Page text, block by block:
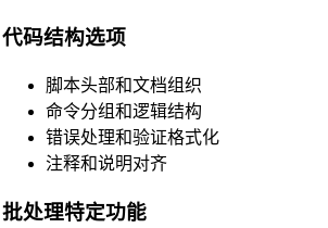
🔗 Related Tools
代码结构选项
脚本头部和文档组织
命令分组和逻辑结构
错误处理和验证格式化
注释和说明对齐
批处理特定功能